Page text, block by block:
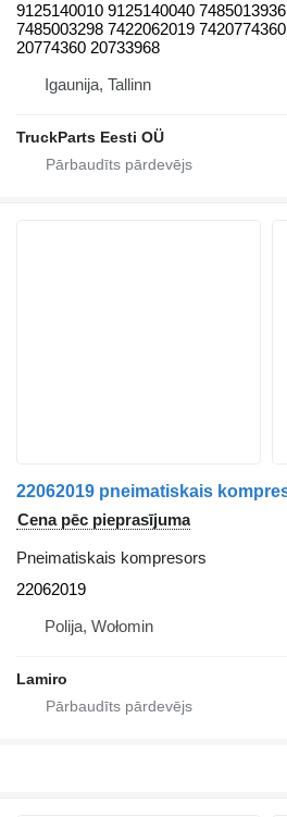
9125140010 9125140040 7485013936
7485003298 7422062019 7420774360
20774360 20733968
Igaunija, Tallinn
TruckParts Eesti OÜ
Cena pēc pieprasījuma
Pneimatiskais kompresors
22062019
Polija, Wołomin
Lamiro